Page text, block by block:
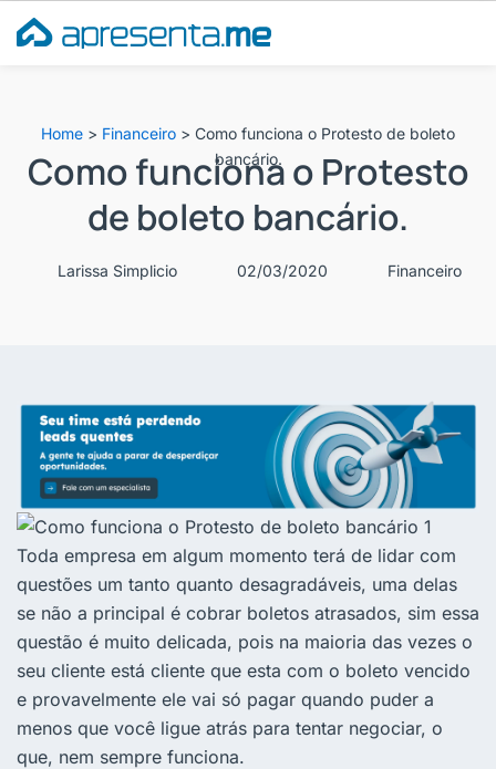
para
Home > Financeiro > Como funciona o Protesto de boleto
bancário.
Como funciona o Protesto
de boleto bancário.
Larissa Simplicio 02/03/2020 Financeiro
Toda empresa em algum momento terá de lidar com
questões um tanto quanto desagradáveis, uma delas
se não a principal é cobrar boletos atrasados, sim essa
questão é muito delicada, pois na maioria das vezes o
seu cliente está cliente que esta com o boleto vencido
e provavelmente ele vai só pagar quando puder a
menos que você ligue atrás para tentar negociar, o
que, nem sempre funciona.